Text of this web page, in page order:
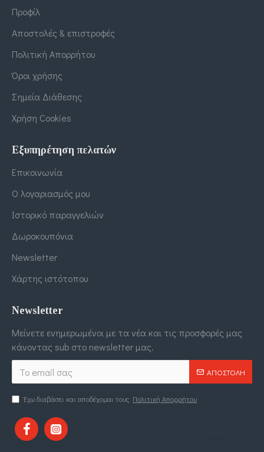
Προφίλ
Αποστολές & επιστροφές
Πολιτική Απορρήτου
Όροι χρήσης
Σημεία Διάθεσης
Χρήση Cookies
Εξυπηρέτηση πελατών
Επικοινωνία
Ο λογαριασμός μου
Ιστορικό παραγγελιών
Δωροκουπόνια
Newsletter
Χάρτης ιστότοπου
Newsletter
Μείνετε ενημερωμένοι με τα νέα και τις προσφορές μας
κάνοντας sub στο newsletter μας.
ΑΠΟΣΤΟΛΉ
Έχω διαβάσει και αποδέχομαι τους Πολιτική Απορρήτου